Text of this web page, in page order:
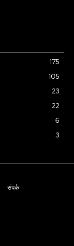
175
105
23
22
6
3
संपर्क